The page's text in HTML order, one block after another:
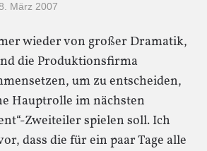
März 2007
wieder von großer Dramatik,
die Produktionsfirma
um zu entscheiden,
Hauptrolle im nächsten
Zweiteiler spielen soll. Ich
dass die für ein paar Tage alle